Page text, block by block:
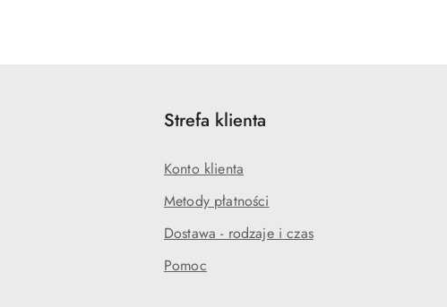
Strefa klienta
Konto klienta
Metody płatności
Dostawa - rodzaje i czas
Pomoc